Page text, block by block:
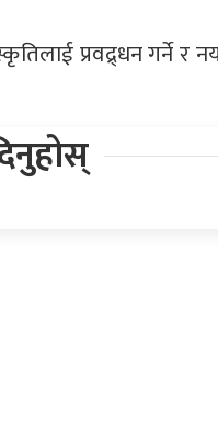
प्रवद्र्धन गर्ने र